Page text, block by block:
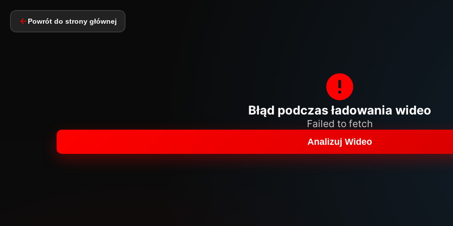
Powrót do strony głównej
Błąd podczas ładowania wideo
Failed to fetch
Analizuj Wideo